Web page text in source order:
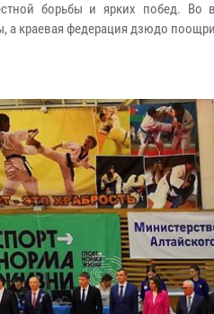
борьбы и ярких побед. Во
краевая федерация дзюдо